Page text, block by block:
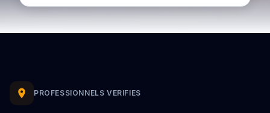
PROFESSIONNELS VERIFIES